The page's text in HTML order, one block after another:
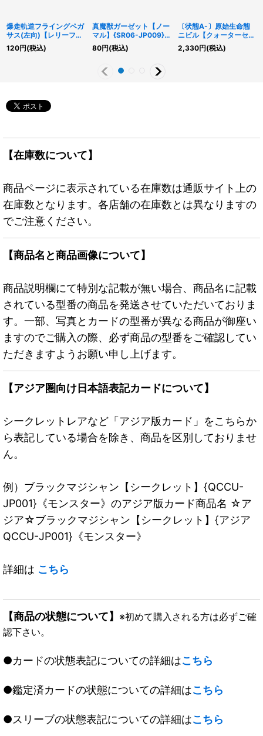
爆走軌道フライングペガ
サス(左向)【レリーフ】
{SLF1-JP009}《モンス
ター》
120円(税込)
真魔獣ガーゼット【ノー
マル】{SR06-JP009}
《モンスター》
80円(税込)
〔状態A-〕原始生命態
ニビル【クォーターセン
チュリーシークレット】
{RC04-JP016}《モンス
2,330円(税込)
【在庫数について】
商品ページに表示されている在庫数は通販サイト上の
在庫数となります。各店舗の在庫数とは異なりますの
でご注意ください。
【商品名と商品画像について】
商品説明欄にて特別な記載が無い場合、商品名に記載
されている型番の商品を発送させていただいておりま
す。一部、写真とカードの型番が異なる商品が御座い
ますのでご購入の際、必ず商品の型番をご確認してい
ただきますようお願い申し上げます。
【アジア圏向け日本語表記カードについて】
シークレットレアなど「アジア版カード」をこちらか
ら表記している場合を除き、商品を区別しておりませ
ん。
例）ブラックマジシャン【シークレット】{QCCU-
JP001}《モンスター》のアジア版カード商品名 ☆ア
ジア☆ブラックマジシャン【シークレット】{アジア
QCCU-JP001}《モンスター》
詳細は こちら
【商品の状態について】 ※初めて購入される方は必ずご確
認下さい。
●カードの状態表記についての詳細はこちら
●鑑定済カードの状態についての詳細はこちら
●スリーブの状態表記についての詳細はこちら